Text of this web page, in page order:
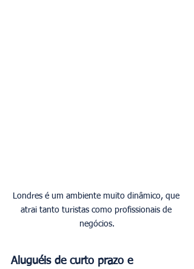
Londres é um ambiente muito dinâmico, que
atrai tanto turistas como profissionais de
negócios.
Aluguéis de curto prazo e